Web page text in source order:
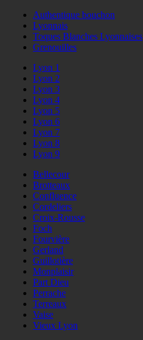
Authentique bouchon
Lyonnais
Toques Blanches Lyonnaises
Grenouilles
Lyon 1
Lyon 2
Lyon 3
Lyon 4
Lyon 5
Lyon 6
Lyon 7
Lyon 8
Lyon 9
Bellecour
Brotteaux
Confluence
Cordeliers
Croix-Rousse
Foch
Fourvière
Gerland
Guillotière
Monplaisir
Part Dieu
Perrache
Terreaux
Vaise
Vieux Lyon